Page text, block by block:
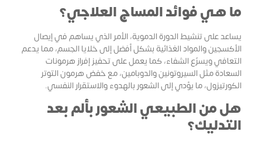
ما هي فوائد المساج العلاجي؟
يساعد على تنشيط الدورة الدموية، الأمر الذي يساهم في إيصال
الأكسجين والمواد الغذائية بشكل أفضل إلى خلايا الجسم، مما يدعم
التعافي ويسرّع الشفاء، كما يعمل على تحفيز إفراز هرمونات
السعادة مثل السيروتونين والدوبامين، مع خفض هرمون التوتر
الكورتيزول، ما يؤدي إلى الشعور بالهدوء والاستقرار النفسي.
هل من الطبيعي الشعور بألم بعد
التدليك؟